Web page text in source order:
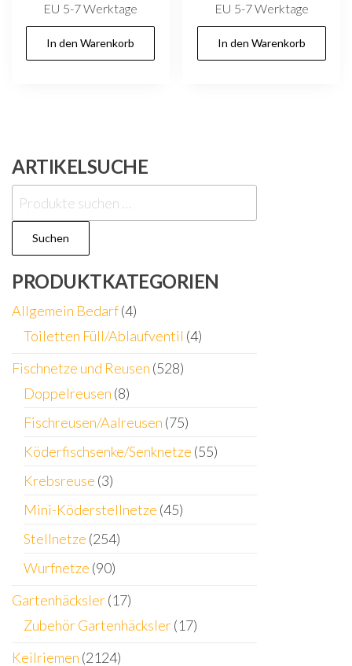
EU 5-7 Werktage
In den Warenkorb
EU 5-7 Werktage
In den Warenkorb
ARTIKELSUCHE
Suchen
nach:
Suchen
PRODUKTKATEGORIEN
Allgemein Bedarf(4)
Toiletten Füll/Ablaufventil (4)
Fischnetze und Reusen (528)
Doppelreusen (8)
Fischreusen/Aalreusen (75)
Köderfischsenke/Senknetze (55)
Krebsreuse (3)
Mini-Köderstellnetze (45)
Stellnetze (254)
Wurfnetze (90)
Gartenhäcksler(17)
Zubehör Gartenhäcksler(17)
Keilriemen (2124)